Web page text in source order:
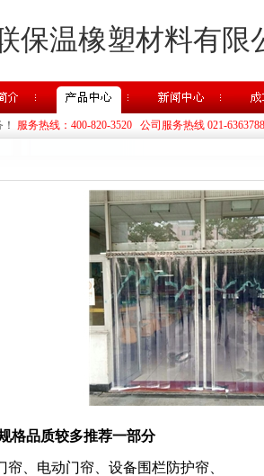
保温橡塑材料有限
服务热线：400-820-3520 公司服务热线 021-
格品质较多推荐一部分
、电动门帘、设备围栏防护帘、